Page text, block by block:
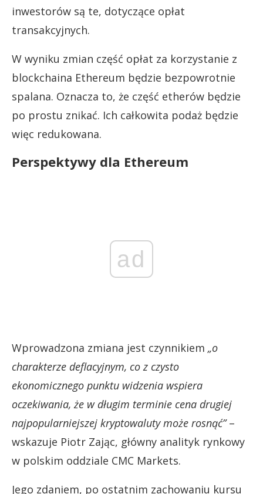
inwestorów są te, dotyczące opłat
transakcyjnych.
W wyniku zmian część opłat za korzystanie z
blockchaina Ethereum będzie bezpowrotnie
spalana. Oznacza to, że część etherów będzie
po prostu znikać. Ich całkowita podaż będzie
więc redukowana.
Perspektywy dla Ethereum
ad
Wprowadzona zmiana jest czynnikiem „o
charakterze deflacyjnym, co z czysto
ekonomicznego punktu widzenia wspiera
oczekiwania, że w długim terminie cena drugiej
najpopularniejszej kryptowaluty może rosnąć”–
wskazuje Piotr Zając, główny analityk rynkowy
w polskim oddziale CMC Markets.
Jego zdaniem, po ostatnim zachowaniu kursu